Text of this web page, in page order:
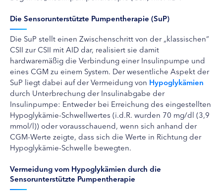
Die Sensorunterstützte Pumpentherapie (SuP)
Die SuP stellt einen Zwischenschritt von der „klassischen“
CSII zur CSII mit AID dar, realisiert sie damit
hardwaremäßig die Verbindung einer Insulinpumpe und
eines CGM zu einem System. Der wesentliche Aspekt der
SuP liegt dabei auf der Vermeidung von Hypoglykämien
durch Unterbrechung der Insulinabgabe der
Insulinpumpe: Entweder bei Erreichung des eingestellten
Hypoglykämie-Schwellwertes (i.d.R. wurden 70 mg/dl (3,9
mmol/l)) oder vorausschauend, wenn sich anhand der
CGM-Werte zeigte, dass sich die Werte in Richtung der
Hypoglykämie-Schwelle bewegten.
Vermeidung vom Hypoglykämien durch die
Sensorunterstützte Pumpentherapie